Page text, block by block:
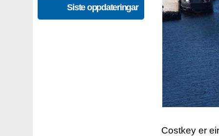
Siste oppdateringar
Costkey er